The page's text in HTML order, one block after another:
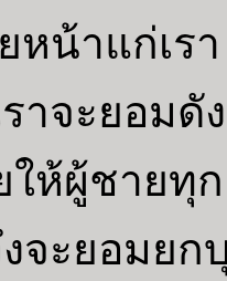
หน้าแก่เรา
าจะยอม
ให้ผู้ชาย
จะยอมย